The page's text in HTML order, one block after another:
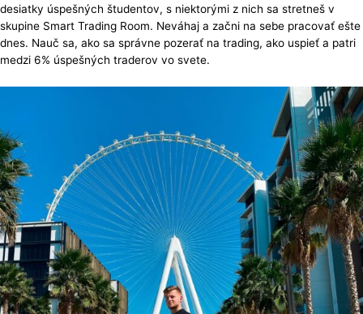
desiatky úspešných študentov, s niektorými z nich sa stretneš v
skupine Smart Trading Room. Neváhaj a začni na sebe pracovať ešte
dnes. Nauč sa, ako sa správne pozerať na trading, ako uspieť a patri
medzi 6% úspešných traderov vo svete.